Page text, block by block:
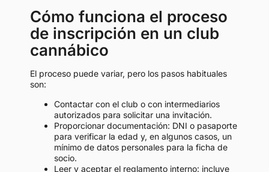
Cómo funciona el proceso
de inscripción en un club
cannábico
El proceso puede variar, pero los pasos habituales
son:
Contactar con el club o con intermediarios
autorizados para solicitar una invitación.
Proporcionar documentación: DNI o pasaporte
para verificar la edad y, en algunos casos, un
mínimo de datos personales para la ficha de
socio.
Leer y aceptar el reglamento interno: incluye